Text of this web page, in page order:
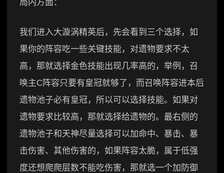
局内方面：
我们进入大漩涡精英后，先会看到三个选择，如
果你的阵容吃一些关键技能，对遗物要求不太
高，那就选择金色技能出现几率高的，举例，召
唤主C阵容只要有皇冠就够了，而召唤阵容进本后
遗物池子必有皇冠，所以可以选择技能。如果对
遗物要求比较高，那就选择给遗物的。最右侧的
遗物池子和天神尽量选择可以加命中、暴击、暴
击伤害、其他伤害的，如果阵容太脆，属于低强
度还想爬爬层数不能吃伤害，那就选一个加防御